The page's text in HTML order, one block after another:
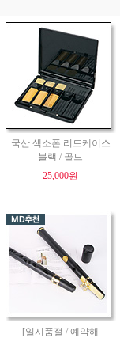
국산 색소폰 리드케이스
블랙 / 골드
25,000원
[일시품절 / 예약해